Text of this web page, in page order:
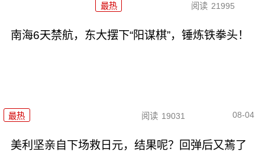
最热 阅读 21995
南海6天禁航，东大摆下“阳谋棋”，锤炼铁拳头！
最热 阅读 19031 08-04
美利坚亲自下场救日元，结果呢？回弹后又蔫了